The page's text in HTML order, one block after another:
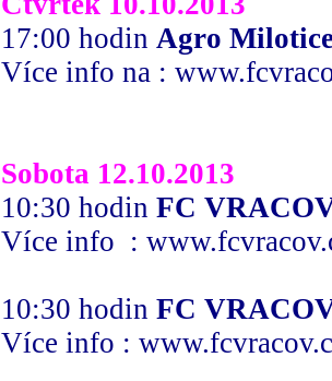
17:00 hodin Agro
Více info na :
Sobota 12.10.2013
10:30 hodin FC
Více info :
10:30 hodin FC
Více info :